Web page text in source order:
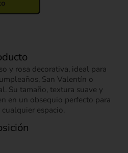
y rosa decorativa, ideal para
San Valentín o
Su tamaño, textura suave y
en un obsequio perfecto para
espacio.